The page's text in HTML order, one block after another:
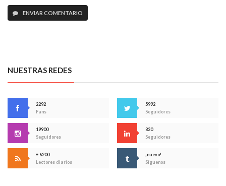
ENVIAR COMENTARIO
NUESTRAS REDES
2292
Fans
5992
Seguidores
19900
Seguidores
830
Seguidores
+ 6200
Lectores diarios
¡nuevo!
Síguenos